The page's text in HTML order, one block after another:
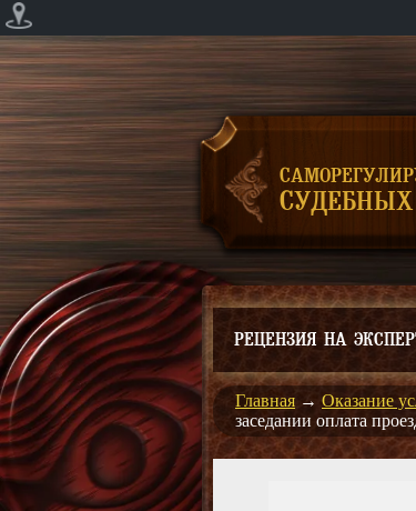
СУДЕБНЫХ
РЕЦЕНЗИЯ НА
Главная → Оказание
заседании оплата